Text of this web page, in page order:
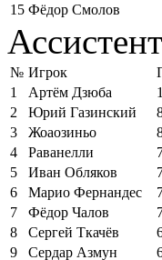
15 Фёдор Смолов
№ Игрок
1
Артём Дзюба
2
Юрий Газинский
3
Жоаозиньо
4
Раванелли
5
Иван Обляков
6
Марио Фернандес
7
Фёдор Чалов
8
Сергей Ткачёв
9
Сердар Азмун